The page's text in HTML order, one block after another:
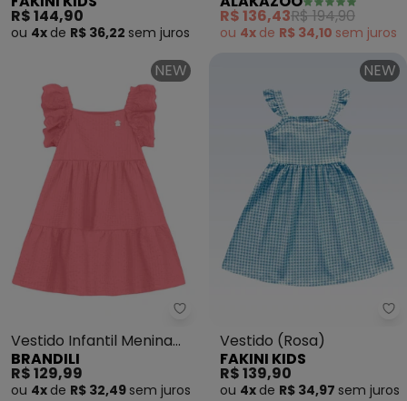
R$ 144,90
ou 4x de R$ 36,22 sem juros
Estampado com Bolero
(Bege)
R$ 136,43R$ 194,90
ou 4x de R$ 34,10 sem juros
NEW
Brandili - Vestido Infantil
Vestido Infantil Menina
em Cotton (Rosa)
BRANDILI
R$ 129,99
ou 4x de R$ 32,49 sem juros
NEW
Vestido (Rosa)
FAKINI KIDS
R$ 139,90
ou 4x de R$ 34,97 sem juros